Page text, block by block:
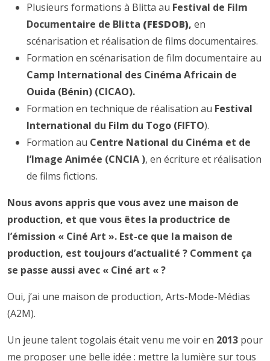
Plusieurs formations à Blitta au Festival de Film
Documentaire de Blitta (FESDOB), en
scénarisation et réalisation de films documentaires.
Formation en scénarisation de film documentaire au
Camp International des Cinéma Africain de
Ouida (Bénin) (CICAO).
Formation en technique de réalisation au Festival
International du Film du Togo (FIFTO).
Formation au Centre National du Cinéma et de
l’Image Animée (CNCIA ), en écriture et réalisation
de films fictions.
Nous avons appris que vous avez une maison de
production, et que vous êtes la productrice de
l’émission « Ciné Art ». Est-ce que la maison de
production, est toujours d’actualité ? Comment ça
se passe aussi avec « Ciné art « ?
Oui, j’ai une maison de production, Arts-Mode-Médias
(A2M).
Un jeune talent togolais était venu me voir en 2013 pour
me proposer une belle idée : mettre la lumière sur tous